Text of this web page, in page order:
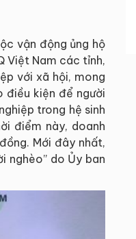
vận động ủng hộ
Việt Nam các tỉnh,
với xã hội, mong
điều kiện để người
trong hệ sinh
điểm này, doanh
Mới đây nhất,
nghèo” do Ủy ban